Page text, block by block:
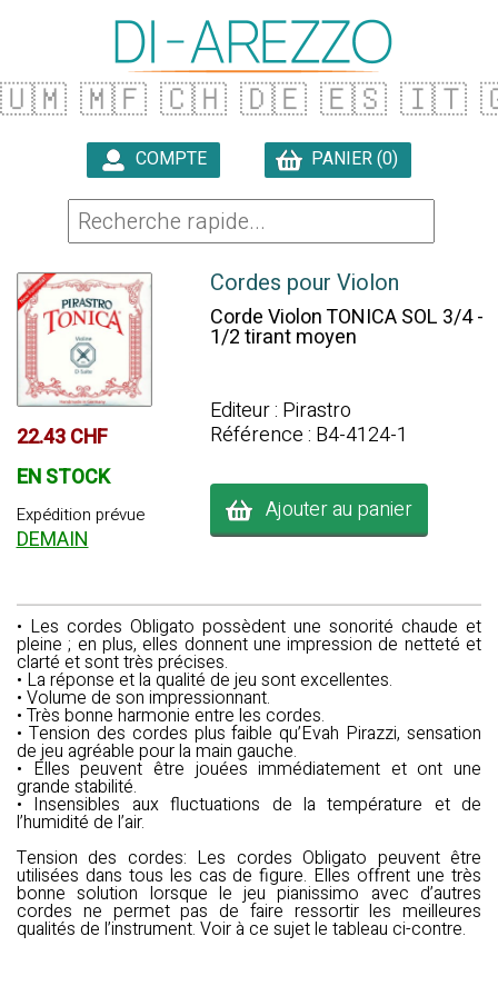
🇺🇲 🇲🇫 🇨🇭 🇩🇪 🇪🇸 🇮🇹
COMPTE PANIER (0)
22.43 CHF
EN STOCK
Expédition prévue
DEMAIN
Cordes pour Violon
Corde Violon TONICA SOL 3/4 -
1/2 tirant moyen
Editeur : Pirastro
Référence : B4-4124-1
Ajouter au panier
• Les cordes Obligato possèdent une sonorité chaude et
pleine ; en plus, elles donnent une impression de netteté et
clarté et sont très précises.
• La réponse et la qualité de jeu sont excellentes.
• Volume de son impressionnant.
• Très bonne harmonie entre les cordes.
• Tension des cordes plus faible qu’Evah Pirazzi, sensation
de jeu agréable pour la main gauche.
• Elles peuvent être jouées immédiatement et ont une
grande stabilité.
• Insensibles aux fluctuations de la température et de
l’humidité de l’air.
Tension des cordes: Les cordes Obligato peuvent être
utilisées dans tous les cas de figure. Elles offrent une très
bonne solution lorsque le jeu pianissimo avec d’autres
cordes ne permet pas de faire ressortir les meilleures
qualités de l’instrument. Voir à ce sujet le tableau ci-contre.